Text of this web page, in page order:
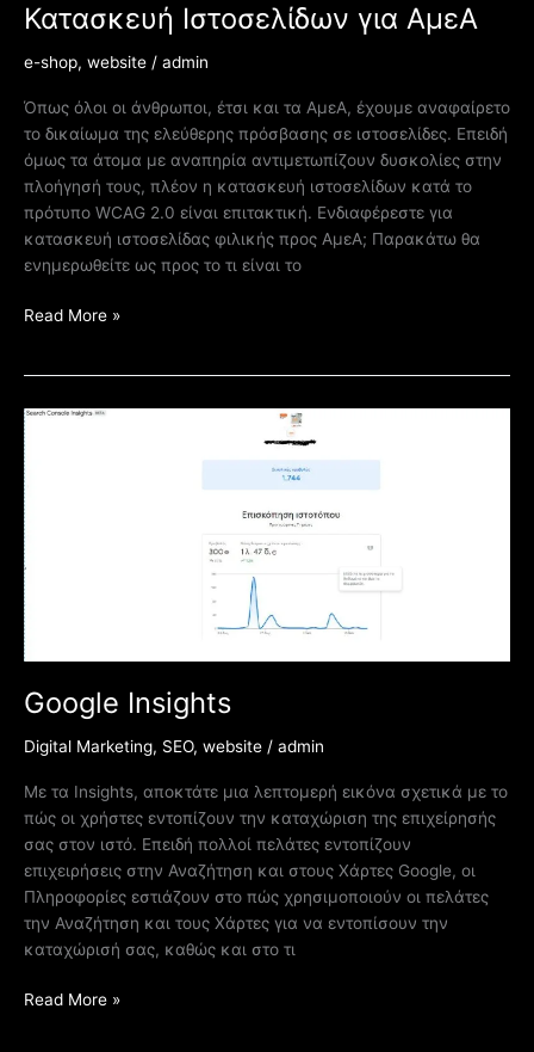
Κατασκευή Ιστοσελίδων για ΑμεΑ
e-shop, website / admin
Όπως όλοι οι άνθρωποι, έτσι και τα ΑμεΑ, έχουμε αναφαίρετο
το δικαίωμα της ελεύθερης πρόσβασης σε ιστοσελίδες. Επειδή
όμως τα άτομα με αναπηρία αντιμετωπίζουν δυσκολίες στην
πλοήγησή τους, πλέον η κατασκευή ιστοσελίδων κατά το
πρότυπο WCAG 2.0 είναι επιτακτική. Ενδιαφέρεστε για
κατασκευή ιστοσελίδας φιλικής προς ΑμεΑ; Παρακάτω θα
ενημερωθείτε ως προς το τι είναι το
Read More »
Google Insights
Digital Marketing, SEO, website / admin
Με τα Insights, αποκτάτε μια λεπτομερή εικόνα σχετικά με το
πώς οι χρήστες εντοπίζουν την καταχώριση της επιχείρησής
σας στον ιστό. Επειδή πολλοί πελάτες εντοπίζουν
επιχειρήσεις στην Αναζήτηση και στους Χάρτες Google, οι
Πληροφορίες εστιάζουν στο πώς χρησιμοποιούν οι πελάτες
την Αναζήτηση και τους Χάρτες για να εντοπίσουν την
καταχώρισή σας, καθώς και στο τι
Google
Insights
Read More »